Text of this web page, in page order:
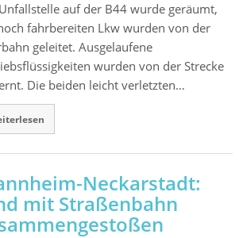
auf der B44 wurde geräumt,
fahrbereiten Lkw wurden von der
geleitet. Ausgelaufene
wurden von der Strecke
Die beiden leicht verletzten…
Neckarstadt:
mit Straßenbahn